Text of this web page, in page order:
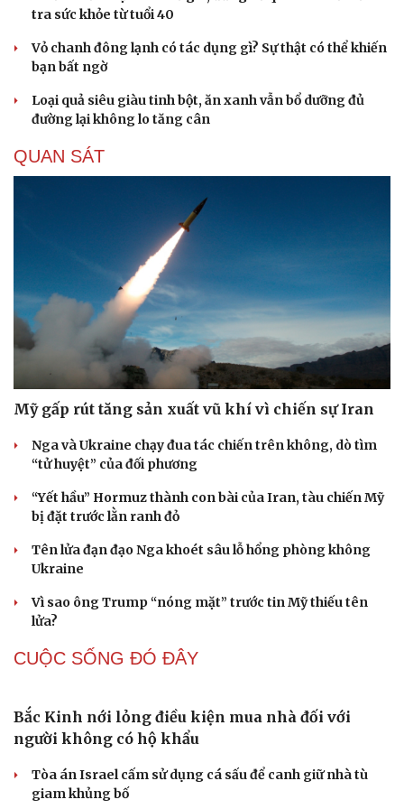
Khu tập thể Thành Công: Người đã đi, nhà vẫn chờ cải
tạo
AI thay đổi thị trường lao động, người trên 40 tuổi đối
mặt thách thức gì?
Chân cầu Bình Thuận ngổn ngang, đường xuống cấp,
người dân đi lại khổ sở
Thời tiết hôm nay 9/8: Bắc Bộ nắng nóng, chiều tối có
4 thực phẩm để tủ lạnh quá 2 ngày dễ gây ngộ độc
Tưởng ăn cơm buổi sáng sẽ "nặng bụng", chuyên gia
dinh dưỡng nói điều bất ngờ
Muốn khỏe mạnh khi về già, đừng bỏ qua 8 chỉ số kiểm
tra sức khỏe từ tuổi 40
Vỏ chanh đông lạnh có tác dụng gì? Sự thật có thể khiến
bạn bất ngờ
Loại quả siêu giàu tinh bột, ăn xanh vẫn bổ dưỡng đủ
đường lại không lo tăng cân
QUAN SÁT
Mỹ gấp rút tăng sản xuất vũ khí vì chiến sự Iran